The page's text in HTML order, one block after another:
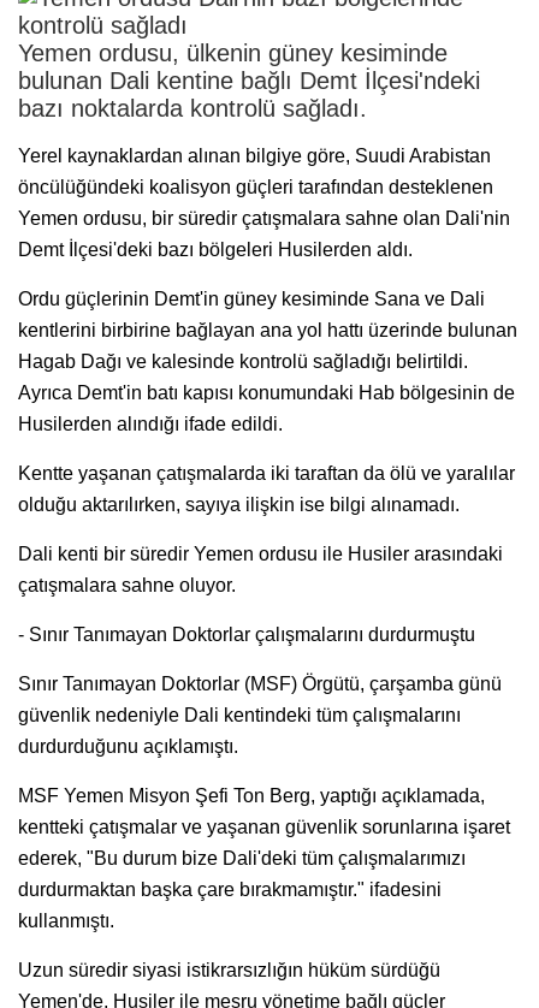
Yemen ordusu, ülkenin güney kesiminde
bulunan Dali kentine bağlı Demt İlçesi'ndeki
bazı noktalarda kontrolü sağladı.
Yerel kaynaklardan alınan bilgiye göre, Suudi Arabistan
öncülüğündeki koalisyon güçleri tarafından desteklenen
Yemen ordusu, bir süredir çatışmalara sahne olan Dali'nin
Demt İlçesi'deki bazı bölgeleri Husilerden aldı.
Ordu güçlerinin Demt'in güney kesiminde Sana ve Dali
kentlerini birbirine bağlayan ana yol hattı üzerinde bulunan
Hagab Dağı ve kalesinde kontrolü sağladığı belirtildi.
Ayrıca Demt'in batı kapısı konumundaki Hab bölgesinin de
Husilerden alındığı ifade edildi.
Kentte yaşanan çatışmalarda iki taraftan da ölü ve yaralılar
olduğu aktarılırken, sayıya ilişkin ise bilgi alınamadı.
Dali kenti bir süredir Yemen ordusu ile Husiler arasındaki
çatışmalara sahne oluyor.
- Sınır Tanımayan Doktorlar çalışmalarını durdurmuştu
Sınır Tanımayan Doktorlar (MSF) Örgütü, çarşamba günü
güvenlik nedeniyle Dali kentindeki tüm çalışmalarını
durdurduğunu açıklamıştı.
MSF Yemen Misyon Şefi Ton Berg, yaptığı açıklamada,
kentteki çatışmalar ve yaşanan güvenlik sorunlarına işaret
ederek, "Bu durum bize Dali'deki tüm çalışmalarımızı
durdurmaktan başka çare bırakmamıştır." ifadesini
kullanmıştı.
Uzun süredir siyasi istikrarsızlığın hüküm sürdüğü
Yemen'de, Husiler ile meşru yönetime bağlı güçler